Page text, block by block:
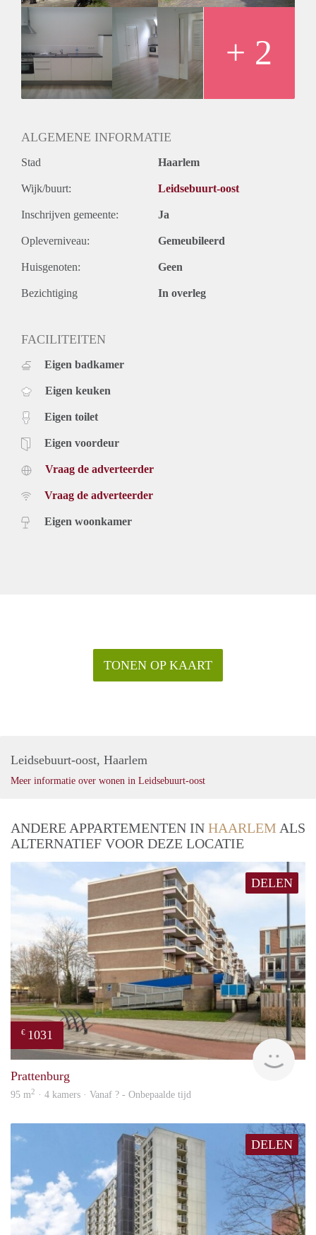
- Bijzonder mooie appartement in 2013 volledig gerenoveerd
en mooi afgewerkt!
- Appartement wordt gestoffeerd opgeleverd
- Voor auto is parkeervergunning nodig.
- Eigenaar heeft recht van gunning.
+ 2
ALGEMENE INFORMATIE
Stad Haarlem
Wijk/buurt: Leidsebuurt-oost
Inschrijven gemeente: Ja
Opleverniveau: Gemeubileerd
Huisgenoten: Geen
Bezichtiging In overleg
FACILITEITEN
Eigen badkamer
Eigen keuken
Eigen toilet
Eigen voordeur
Vraag de adverteerder
Vraag de adverteerder
Eigen woonkamer
TONEN OP KAART
Leidsebuurt-oost, Haarlem
Meer informatie over wonen in Leidsebuurt-oost
ANDERE APPARTEMENTEN IN HAARLEM ALS
ALTERNATIEF VOOR DEZE LOCATIE
DELEN
€ 1031
Prattenburg
95 m2 · 4 kamers · Vanaf ? - Onbepaalde tijd
DELEN